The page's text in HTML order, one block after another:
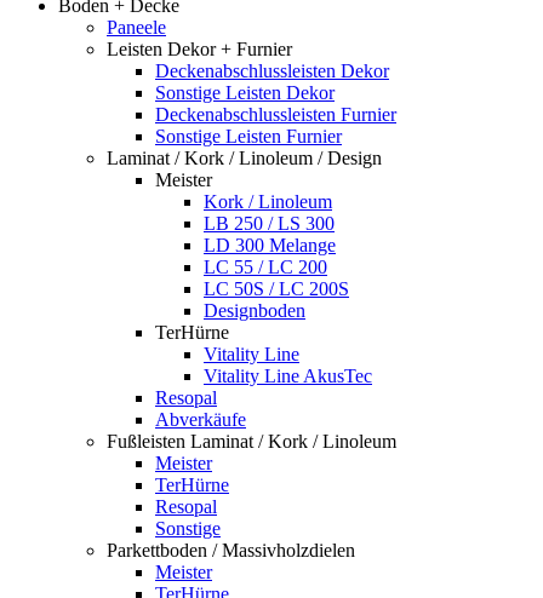
Boden + Decke
Paneele
Leisten Dekor + Furnier
Deckenabschlussleisten Dekor
Sonstige Leisten Dekor
Deckenabschlussleisten Furnier
Sonstige Leisten Furnier
Laminat / Kork / Linoleum / Design
Meister
Kork / Linoleum
LB 250 / LS 300
LD 300 Melange
LC 55 / LC 200
LC 50S / LC 200S
Designboden
TerHürne
Vitality Line
Vitality Line AkusTec
Resopal
Abverkäufe
Fußleisten Laminat / Kork / Linoleum
Meister
TerHürne
Resopal
Sonstige
Parkettboden / Massivholzdielen
Meister